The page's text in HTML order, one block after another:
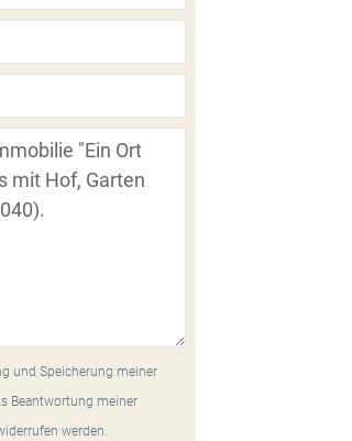
und Speicherung meiner
Beantwortung meiner
werden.